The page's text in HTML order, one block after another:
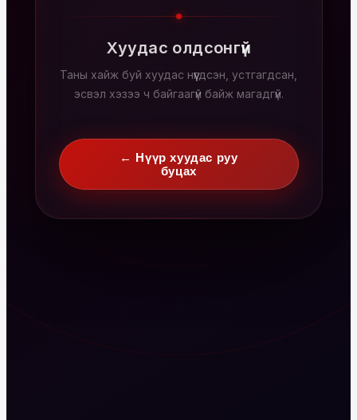
Хуудас олдсонгүй
Таны хайж буй хуудас нүүгдсэн, устгагдсан,
эсвэл хэзээ ч байгаагүй байж магадгүй.
← Нүүр хуудас руу
буцах